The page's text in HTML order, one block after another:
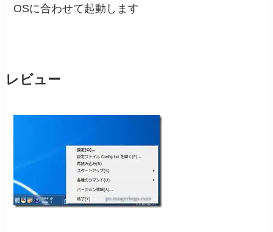
OSに合わせて起動します
レビュー